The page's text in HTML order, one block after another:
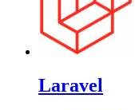
Laravel